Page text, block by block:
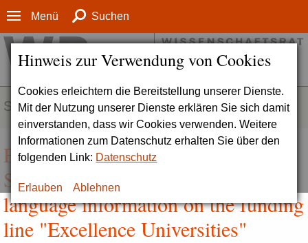
Hinweis zur Verwendung von Cookies
Cookies erleichtern die Bereitstellung unserer Dienste.
Mit der Nutzung unserer Dienste erklären Sie sich damit
einverstanden, dass wir Cookies verwenden. Weitere
Informationen zum Datenschutz erhalten Sie über den
folgenden Link: Datenschutz
Erlauben Ablehnen
Menü Suchen
SERVICE
Excellence Initiative / Excellence
Strategy | Overview with English
language information on the funding
line "Excellence Universities"